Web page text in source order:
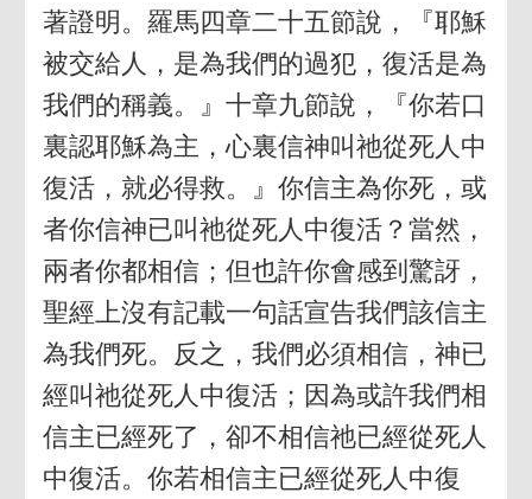
著證明。羅馬四章二十五節說，『耶穌
被交給人，是為我們的過犯，復活是為
我們的稱義。』十章九節說，『你若口
裏認耶穌為主，心裏信神叫祂從死人中
復活，就必得救。』你信主為你死，或
者你信神已叫祂從死人中復活？當然，
兩者你都相信；但也許你會感到驚訝，
聖經上沒有記載一句話宣告我們該信主
為我們死。反之，我們必須相信，神已
經叫祂從死人中復活；因為或許我們相
信主已經死了，卻不相信祂已經從死人
中復活。你若相信主已經從死人中復